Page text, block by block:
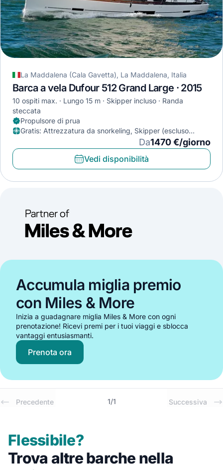
La Maddalena (Cala Gavetta), La Maddalena, Italia
Barca a vela Dufour 512 Grand Large · 2015
10 ospiti max. Lungo 15 m Skipper incluso
Randa
steccata
Propulsore di prua
Gratis: Attrezzatura da snorkeling, Skipper (escluso
Da1470 €/giorno
Vedi disponibilità
Accumula miglia premio
con Miles & More
Inizia a guadagnare miglia Miles & More con ogni
prenotazione! Ricevi premi per i tuoi viaggi e sblocca
vantaggi entusiasmanti.
Prenota ora
Precedente 1/1 Successiva
Flessibile?
Trova altre barche nella